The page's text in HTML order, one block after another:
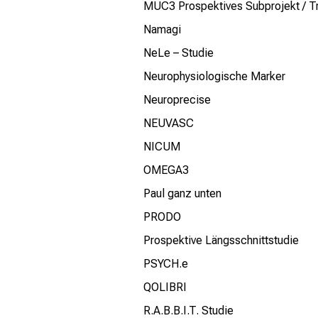
MUC3 Prospektives Subprojekt /
Namagi
NeLe – Studie
Neurophysiologische Marker
Neuroprecise
NEUVASC
NICUM
OMEGA3
Paul ganz unten
PRODO
Prospektive Längsschnittstudie
PSYCH.e
QOLIBRI
R.A.B.B.I.T. Studie